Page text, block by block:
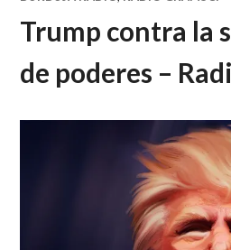
Trump contra la
de poderes –